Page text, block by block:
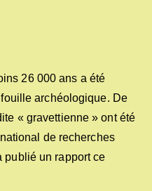
26 000 ans a été
archéologique. De
« gravettienne » ont été
de recherches
publié un rapport ce